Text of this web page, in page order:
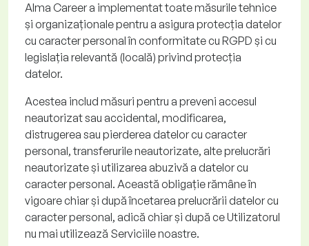
Alma Careera implementat toate măsurile tehnice
și organizaționale pentru a asigura protecția datelor
cu caracter personal în conformitate cu RGPD și cu
legislația relevantă (locală) privind protecția
datelor.
Acestea includ măsuri pentru a preveni accesul
neautorizat sau accidental, modificarea,
distrugerea sau pierderea datelor cu caracter
personal, transferurile neautorizate, alte prelucrări
neautorizate și utilizarea abuzivă a datelor cu
caracter personal. Această obligație rămâne în
vigoare chiar și după încetarea prelucrării datelor cu
caracter personal, adică chiar și după ce Utilizatorul
nu mai utilizează Serviciile noastre.